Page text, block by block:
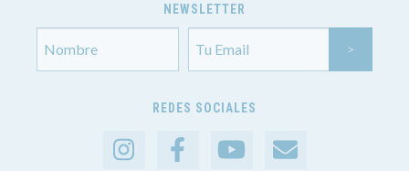
NEWSLETTER
REDES SOCIALES